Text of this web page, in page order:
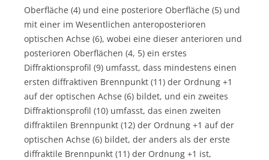
Oberfläche (4) und eine posteriore Oberfläche (5) und
mit einer im Wesentlichen anteroposterioren
optischen Achse (6), wobei eine dieser anterioren und
posterioren Oberflächen (4, 5) ein erstes
Diffraktionsprofil (9) umfasst, dass mindestens einen
ersten diffraktiven Brennpunkt (11) der Ordnung +1
auf der optischen Achse (6) bildet, und ein zweites
Diffraktionsprofil (10) umfasst, das einen zweiten
diffraktilen Brennpunkt (12) der Ordnung +1 auf der
optischen Achse (6) bildet, der anders als der erste
diffraktile Brennpunkt (11) der Ordnung +1 ist,